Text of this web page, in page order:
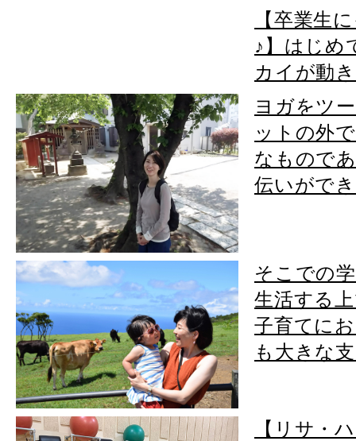
【卒業生
♪】はじめ
カイが動
ヨガをツ
ットの外
なもので
伝いがで
そこでの
生活する
子育てに
も大きな
【リサ・